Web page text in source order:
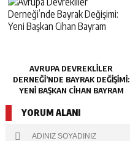
AVRUPA DEVREKLILER
DERNEĞI’NDE BAYRAK DEĞIŞIMI:
YENI BAŞKAN CIHAN BAYRAM
YORUM ALANI